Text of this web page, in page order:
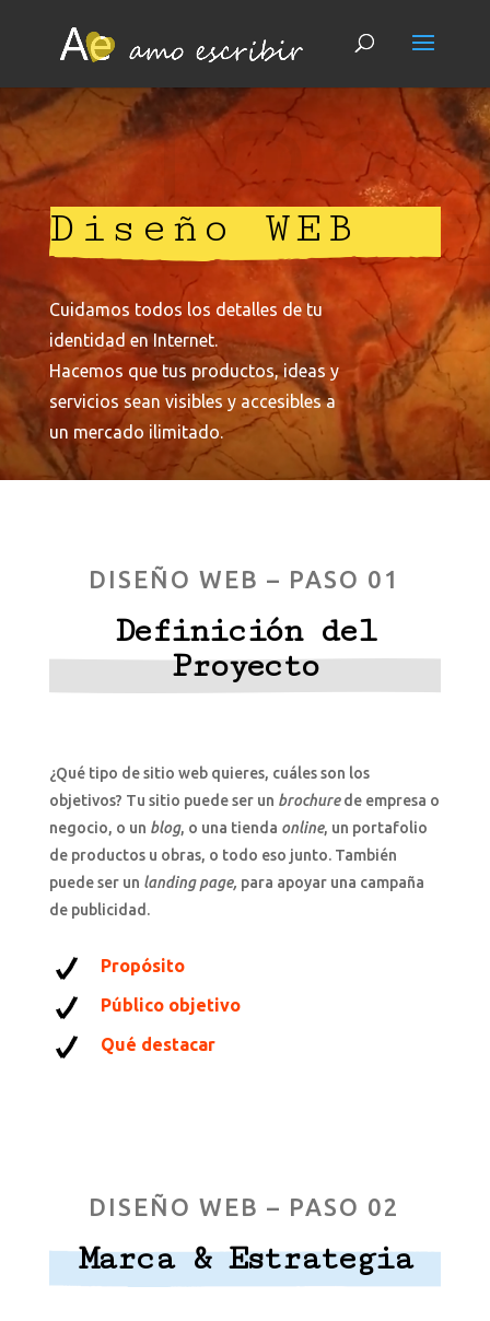
Diseño WEB
Cuidamos todos los detalles de tu
identidad en Internet.
Hacemos que tus productos, ideas y
servicios sean visibles y accesibles a
un mercado ilimitado.
DISEÑO WEB – PASO 01
Definición del
Proyecto
¿Qué tipo de sitio web quieres, cuáles son los
objetivos? Tu sitio puede ser un brochurede empresa o
negocio, o un blog, o una tienda online, un portafolio
de productos u obras, o todo eso junto. También
puede ser un landing page, para apoyar una campaña
de publicidad.
Propósito
Público objetivo
Qué destacar
DISEÑO WEB – PASO 02
Marca & Estrategia